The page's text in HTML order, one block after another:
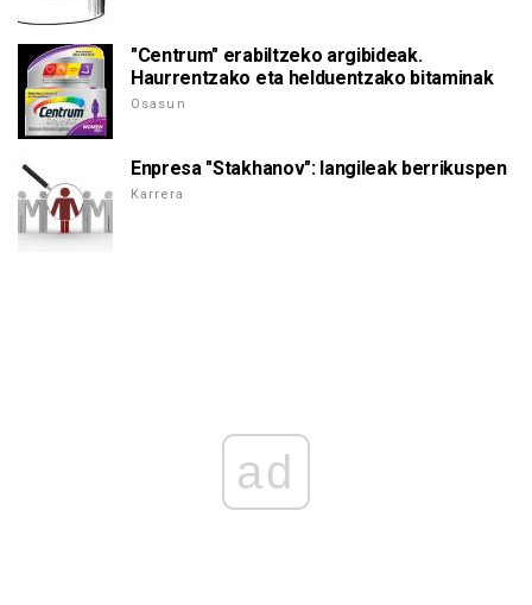
"Centrum" erabiltzeko argibideak.
Haurrentzako eta helduentzako bitaminak
Osasun
Enpresa "Stakhanov": langileak berrikuspen
Karrera
ad